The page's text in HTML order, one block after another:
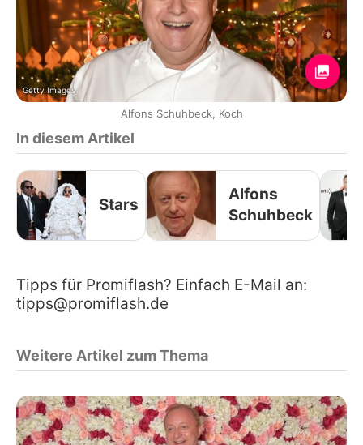
Getty Images
Alfons Schuhbeck, Koch
In diesem Artikel
Stars
Alfons
Schuhbeck
Tipps für Promiflash? Einfach E-Mail an:
tipps@promiflash.de
Weitere Artikel zum Thema